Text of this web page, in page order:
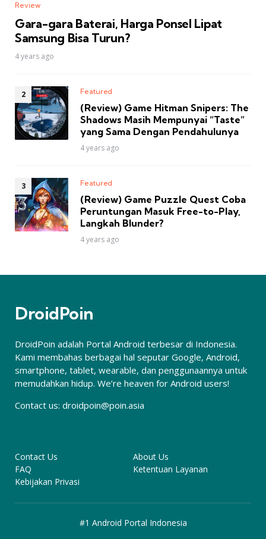
Review
Gara-gara Baterai, Harga Ponsel Lipat
Samsung Bisa Turun?
4 years ago
Featured
(Review) Game Hitman Snipers: The
Shadows Masih Mempunyai “Taste”
yang Sama Dengan Pendahulunya
4 years ago
Featured
(Review) Game Puzzle Quest Coba
Peruntungan Masuk Free-to-Play,
Langkah Blunder?
4 years ago
DroidPoin
DroidPoin adalah Portal Android terbesar di Indonesia.
Kami membahas berbagai hal seputar Google, Android,
smartphone, tablet, wearable, dan penggunaannya untuk
memudahkan hidup. We’re heaven for Android users!
Contact us: droidpoin@poin.asia
Contact Us
About Us
FAQ
Ketentuan Layanan
Kebijakan Privasi
#1 Android Portal Indonesia